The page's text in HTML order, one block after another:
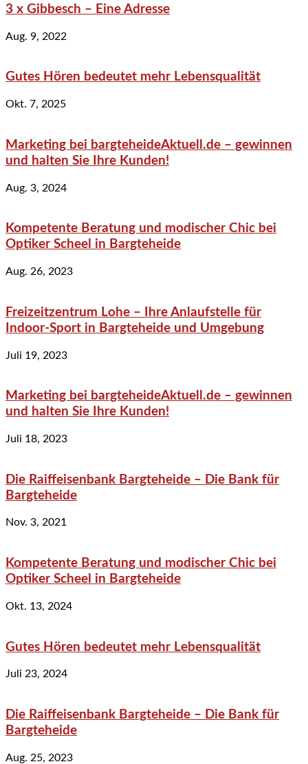
3 x Gibbesch – Eine Adresse
Aug. 9, 2022
Gutes Hören bedeutet mehr Lebensqualität
Okt. 7, 2025
Marketing bei bargteheideAktuell.de – gewinnen
und halten Sie Ihre Kunden!
Aug. 3, 2024
Kompetente Beratung und modischer Chic bei
Optiker Scheel in Bargteheide
Aug. 26, 2023
Freizeitzentrum Lohe – Ihre Anlaufstelle für
Indoor-Sport in Bargteheide und Umgebung
Juli 19, 2023
Marketing bei bargteheideAktuell.de – gewinnen
und halten Sie Ihre Kunden!
Juli 18, 2023
Die Raiffeisenbank Bargteheide – Die Bank für
Bargteheide
Nov. 3, 2021
Kompetente Beratung und modischer Chic bei
Optiker Scheel in Bargteheide
Okt. 13, 2024
Gutes Hören bedeutet mehr Lebensqualität
Juli 23, 2024
Die Raiffeisenbank Bargteheide – Die Bank für
Bargteheide
Aug. 25, 2023